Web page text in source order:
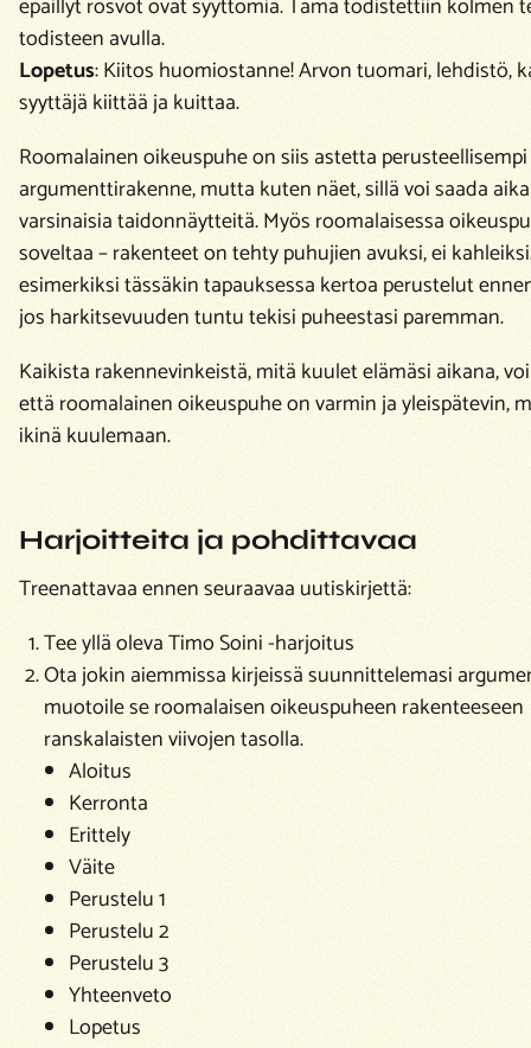
todisteen avulla.
Lopetus:Kiitos huomiostanne! Arvon tuomari, lehdistö,
syyttäjä kiittää ja kuittaa.
Roomalainen oikeuspuhe on siis astetta
argumenttirakenne, mutta kuten näet, sillä voi saada
varsinaisia taidonnäytteitä. Myös roomalaisessa
soveltaa – rakenteet on tehty puhujien avuksi, ei
esimerkiksi tässäkin tapauksessa kertoa perustelut
jos harkitsevuuden tuntu tekisi puheestasi paremman.
Kaikista rakennevinkeistä, mitä kuulet elämäsi aikana,
että roomalainen oikeuspuhe on varmin ja yleispätevin,
ikinä kuulemaan.
Harjoitteita ja pohdittavaa
Treenattavaa ennen seuraavaa uutiskirjettä:
Tee yllä oleva Timo Soini -harjoitus
Ota jokin aiemmissa kirjeissä suunnittelemasi
muotoile se roomalaisen oikeuspuheen rakenteeseen
ranskalaisten viivojen tasolla.
Aloitus
Kerronta
Erittely
Väite
Perustelu 1
Perustelu 2
Perustelu 3
Yhteenveto
Lopetus